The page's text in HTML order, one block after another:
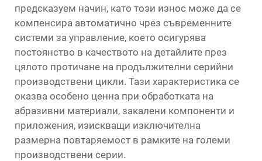
предсказуем начин, като този износ може да се
компенсира автоматично чрез съвременните
системи за управление, което осигурява
постоянство в качеството на детайлите през
цялото протичане на продължителни серийни
производствени цикли. Тази характеристика се
оказва особено ценна при обработката на
абразивни материали, закалени компоненти и
приложения, изискващи изключителна
размерна повтаряемост в рамките на големи
производствени серии.